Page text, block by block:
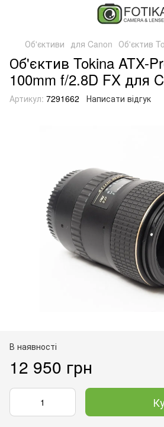
Об'єктиви для Canon Об'єктив
Об'єктив Tokina ATX-
100mm f/2.8D FX для
Артикул: 7291662 Написати відгук
В наявності
12 950 грн